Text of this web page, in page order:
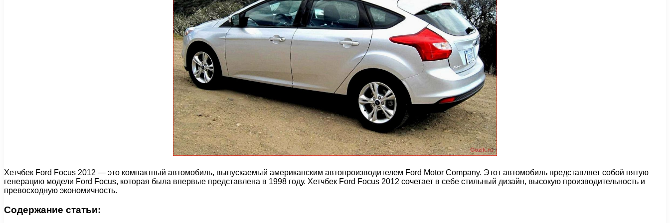
Хетчбек Ford Focus 2012 — это компактный автомобиль, выпускаемый американским автопроизводителем Ford Motor Company. Этот автомобиль представляет собой пятую
генерацию модели Ford Focus, которая была впервые представлена в 1998 году. Хетчбек Ford Focus 2012 сочетает в себе стильный дизайн, высокую производительность и
превосходную экономичность.
Содержание статьи: